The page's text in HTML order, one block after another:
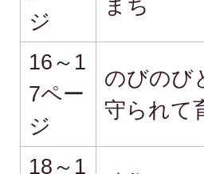
ジ
まち
16～1
7ペー
ジ
のびのび
守られて
18～1